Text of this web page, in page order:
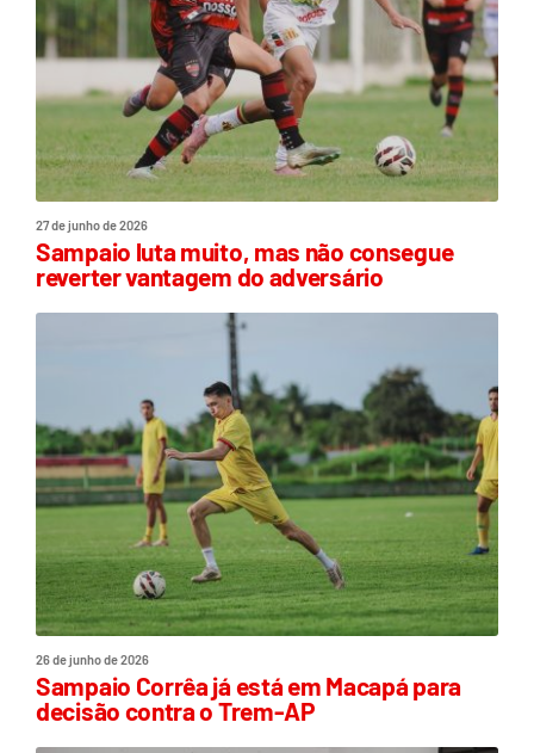
27 de junho de 2026
Sampaio luta muito, mas não consegue
reverter vantagem do adversário
26 de junho de 2026
Sampaio Corrêa já está em Macapá para
decisão contra o Trem-AP